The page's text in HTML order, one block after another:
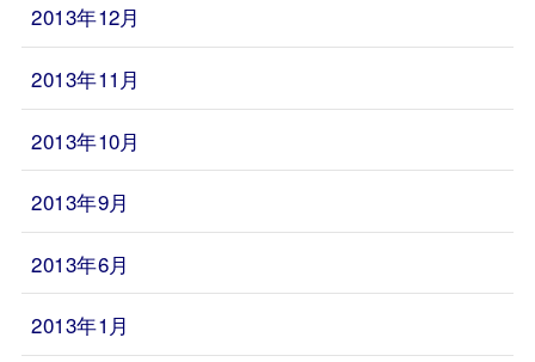
2013年12月
2013年11月
2013年10月
2013年9月
2013年6月
2013年1月